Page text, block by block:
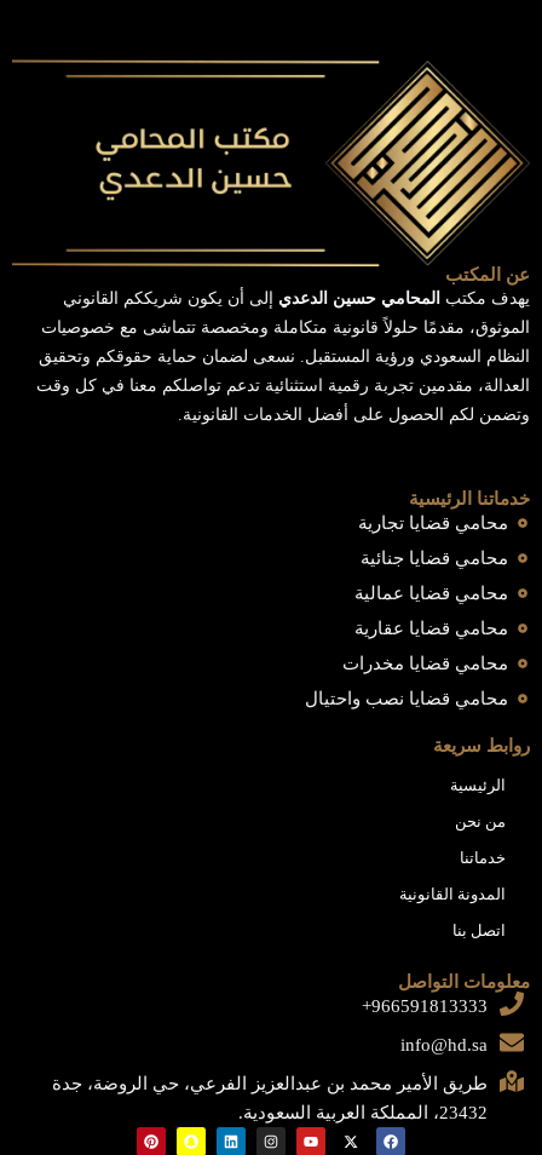
عن المكتب
يهدف مكتب المحامي حسين الدعدي إلى أن يكون شريككم القانوني
الموثوق، مقدمًا حلولاً قانونية متكاملة ومخصصة تتماشى مع خصوصيات
النظام السعودي ورؤية المستقبل. نسعى لضمان حماية حقوقكم وتحقيق
العدالة، مقدمين تجربة رقمية استثنائية تدعم تواصلكم معنا في كل وقت
وتضمن لكم الحصول على أفضل الخدمات القانونية.
خدماتنا الرئيسية
محامي قضايا تجارية
محامي قضايا جنائية
محامي قضايا عمالية
محامي قضايا عقارية
محامي قضايا مخدرات
محامي قضايا نصب واحتيال
روابط سريعة
الرئيسية
من نحن
خدماتنا
المدونة القانونية
اتصل بنا
معلومات التواصل
966591813333+
info@hd.sa
طريق الأمير محمد بن عبدالعزيز الفرعي، حي الروضة، جدة
23432، المملكة العربية السعودية.